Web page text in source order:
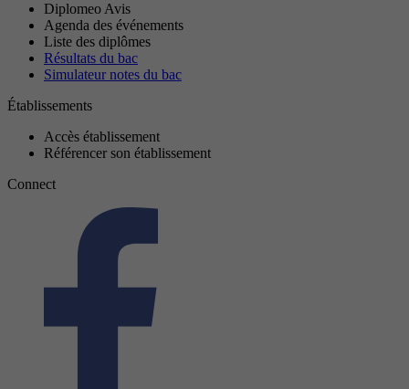
Diplomeo Avis
Agenda des événements
Liste des diplômes
Résultats du bac
Simulateur notes du bac
Établissements
Accès établissement
Référencer son établissement
Connect